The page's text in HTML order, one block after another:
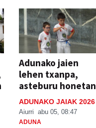
Adunako jaien
lehen txanpa,
asteburu honetan
ADUNAKO JAIAK 2026
Aiurri abu 05, 08:47
ADUNA